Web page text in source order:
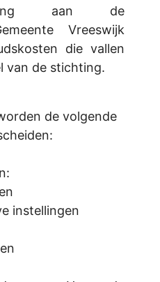
aan de
Vreeswijk
die vallen
van de stichting.
de volgende
instellingen